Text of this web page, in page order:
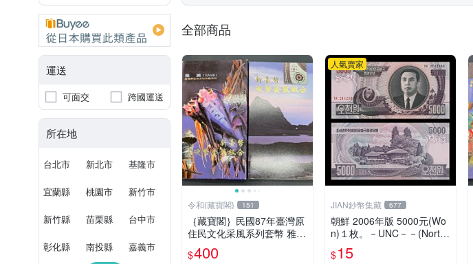
運送
可面交 跨國運送
所在地
台北市 新北市 基隆市
宜蘭縣 桃園市 新竹市
新竹縣 苗栗縣 台中市
彰化縣 南投縣 嘉義市
全部商品
令和{藏寶閣} 151
｛藏寶閣｝民國87年臺灣原
住民文化采風系列套幣 雅美
$400
人氣賣家
JIAN鈔幣集藏 677
朝鮮 2006年版 5000元(Wo
n)１枚。－UNC－－(North
Korea-北韓-北朝鮮)
$15